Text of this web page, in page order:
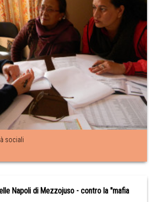
sociali
Napoli di Mezzojuso - contro la "mafia